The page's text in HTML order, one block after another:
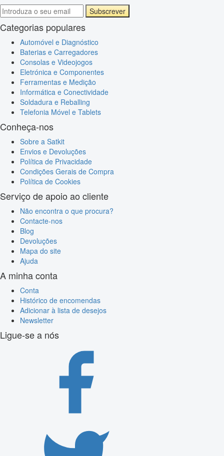
Subscrever
Categorias populares
Automóvel e Diagnóstico
Baterias e Carregadores
Consolas e Videojogos
Eletrónica e Componentes
Ferramentas e Medição
Informática e Conectividade
Soldadura e Reballing
Telefonia Móvel e Tablets
Conheça-nos
Sobre a Satkit
Envios e Devoluções
Política de Privacidade
Condições Gerais de Compra
Política de Cookies
Serviço de apoio ao cliente
Não encontra o que procura?
Contacte-nos
Blog
Devoluções
Mapa do site
Ajuda
A minha conta
Conta
Histórico de encomendas
Adicionar à lista de desejos
Newsletter
Ligue-se a nós